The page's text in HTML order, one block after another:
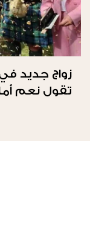
زواج جديد في
تقول نعم